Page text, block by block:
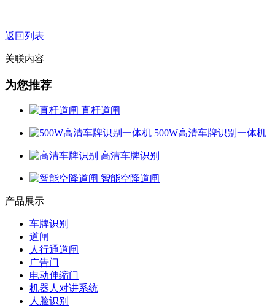
返回列表
关联内容
为您推荐
直杆道闸
500W高清车牌识别一体机
高清车牌识别
智能空降道闸
产品展示
车牌识别
道闸
人行通道闸
广告门
电动伸缩门
机器人对讲系统
人脸识别